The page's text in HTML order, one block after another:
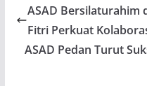
ASAD Bersilaturahim
Fitri Perkuat
ASAD Pedan Turut